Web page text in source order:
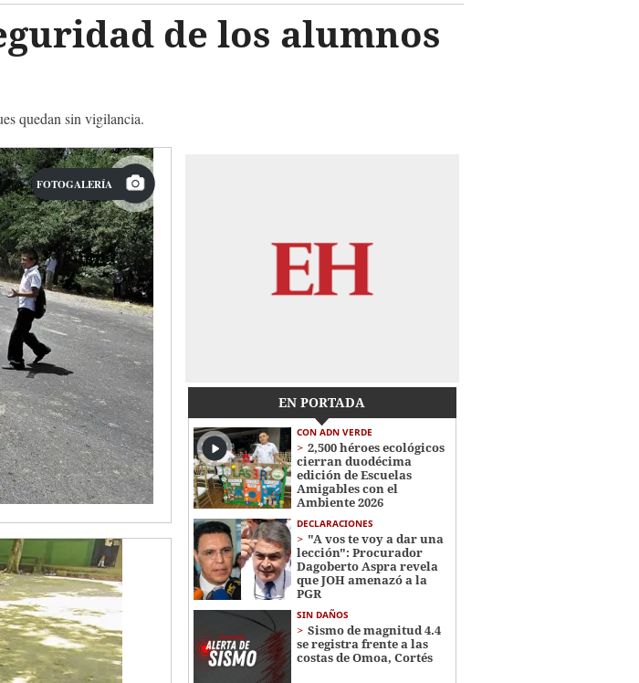
de los alumnos
quedan sin vigilancia.
FOTOGALERÍA
EN PORTADA
CON ADN VERDE
2,500 héroes ecológicos
cierran duodécima
edición de Escuelas
Amigables con el
Ambiente 2026
DECLARACIONES
"A vos te voy a dar una
lección": Procurador
Dagoberto Aspra revela
que JOH amenazó a la
PGR
SIN DAÑOS
Sismo de magnitud 4.4
se registra frente a las
costas de Omoa, Cortés